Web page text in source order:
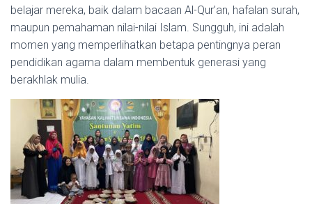
belajar mereka, baik dalam bacaan Al-Qur’an, hafalan surah,
maupun pemahaman nilai-nilai Islam. Sungguh, ini adalah
momen yang memperlihatkan betapa pentingnya peran
pendidikan agama dalam membentuk generasi yang
berakhlak mulia.